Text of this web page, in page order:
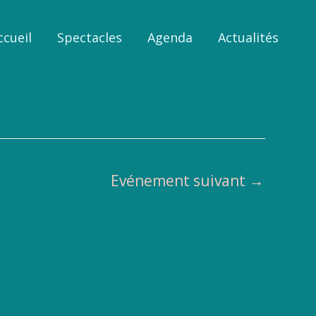
Spectacles Agenda Actualités
Evénement suivant →